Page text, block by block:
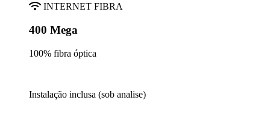
INTERNET FIBRA
400 Mega
100% fibra óptica
Instalação inclusa (sob analise)